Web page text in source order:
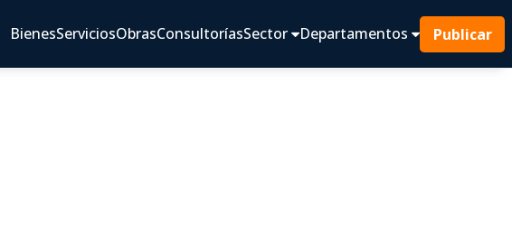
BienesServiciosObrasConsultoríasSector Departamentos Publicar